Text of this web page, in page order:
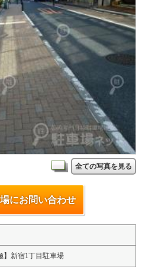
全ての写真を見る
にお問い合わせ
】新宿1丁目駐車場